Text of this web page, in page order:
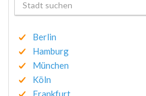
Berlin
Hamburg
München
Köln
Frankfurt